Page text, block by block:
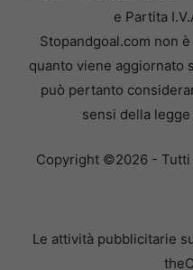
e Partita
Stopandgoal.com non
quanto viene aggiornato
può pertanto
sensi della legge
Copyright ©2026 -
Le attività pubblicitarie